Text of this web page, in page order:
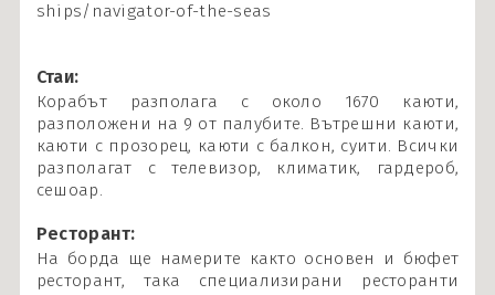
ships/navigator-of-the-seas
Стаи:
Корабът разполага с около 1670 каюти,
разположени на 9 от палубите. Вътрешни каюти,
каюти с прозорец, каюти с балкон, суити. Всички
разполагат с телевизор, климатик, гардероб,
сешоар.
Ресторант:
На борда ще намерите както основен и бюфет
ресторант, така специализирани ресторанти